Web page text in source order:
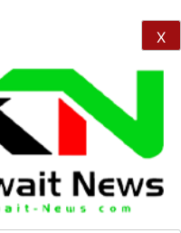
X
NE
News Elementor